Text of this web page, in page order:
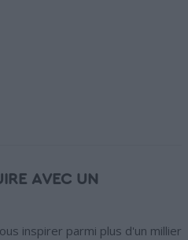
AVEC UN
inspirer parmi plus d'un millier